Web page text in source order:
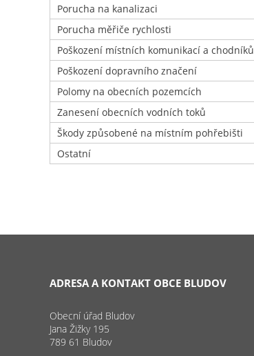
Porucha na kanalizaci
Porucha měřiče rychlosti
Poškození místních komunikací a chodníků
Poškození dopravního značení
Polomy na obecních pozemcích
Zanesení obecních vodních toků
Škody způsobené na místním pohřebišti
Ostatní
ADRESA A KONTAKT OBCE BLUDOV
Obecní úřad Bludov
Jana Žižky 195
789 61 Bludov